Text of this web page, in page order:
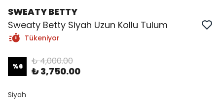
SWEATY BETTY
Sweaty Betty Siyah Uzun Kollu Tulum
Tükeniyor
%6 ₺ 4,000.00
₺ 3,750.00
Siyah